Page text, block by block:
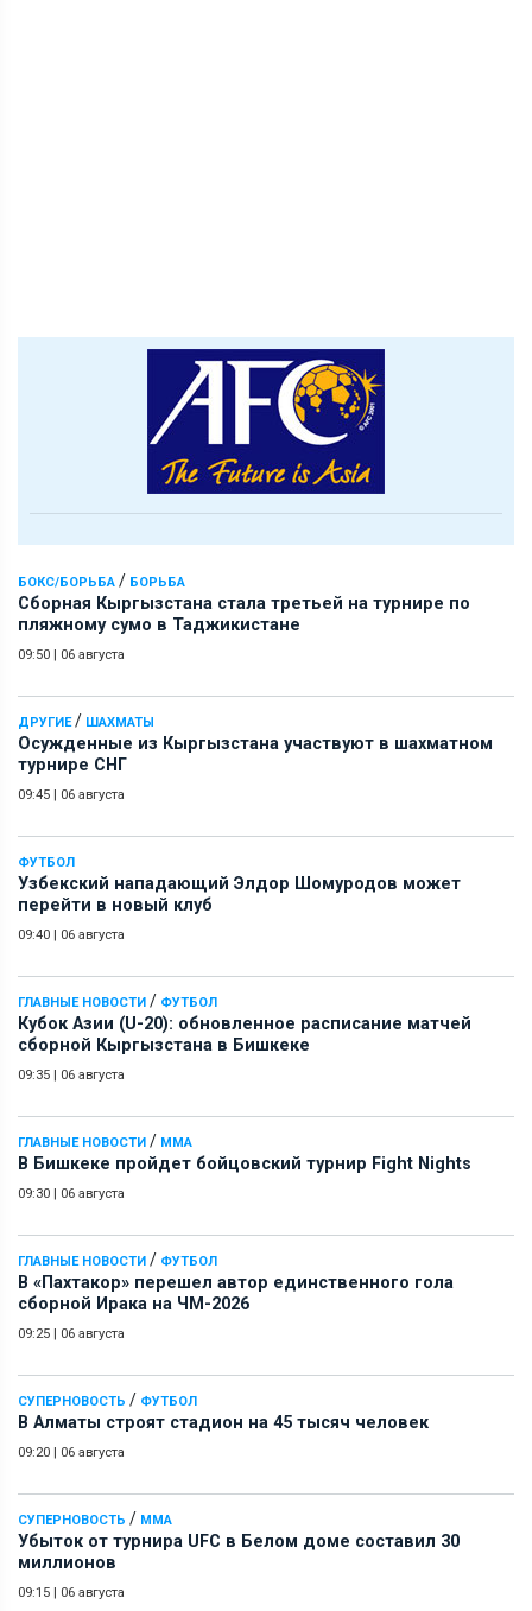
БОКС/БОРЬБА / БОРЬБА
Сборная Кыргызстана стала третьей на турнире по
пляжному сумо в Таджикистане
09:50 | 06 августа
ДРУГИЕ/ ШАХМАТЫ
Осужденные из Кыргызстана участвуют в шахматном
турнире СНГ
09:45 | 06 августа
ФУТБОЛ
Узбекский нападающий Элдор Шомуродов может
перейти в новый клуб
09:40 | 06 августа
ГЛАВНЫЕ НОВОСТИ / ФУТБОЛ
Кубок Азии (U-20): обновленное расписание матчей
сборной Кыргызстана в Бишкеке
09:35 | 06 августа
ГЛАВНЫЕ НОВОСТИ / ММА
В Бишкеке пройдет бойцовский турнир Fight Nights
09:30 | 06 августа
ГЛАВНЫЕ НОВОСТИ / ФУТБОЛ
В «Пахтакор» перешел автор единственного гола
сборной Ирака на ЧМ-2026
09:25 | 06 августа
СУПЕРНОВОСТЬ / ФУТБОЛ
В Алматы строят стадион на 45 тысяч человек
09:20 | 06 августа
СУПЕРНОВОСТЬ / ММА
Убыток от турнира UFC в Белом доме составил 30
миллионов
09:15 | 06 августа